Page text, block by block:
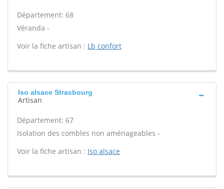
Département: 68
Véranda -
Voir la fiche artisan : Lb confort
Iso alsace Strasbourg
Artisan
Département: 67
Isolation des combles non aménageables -
Voir la fiche artisan : Iso alsace